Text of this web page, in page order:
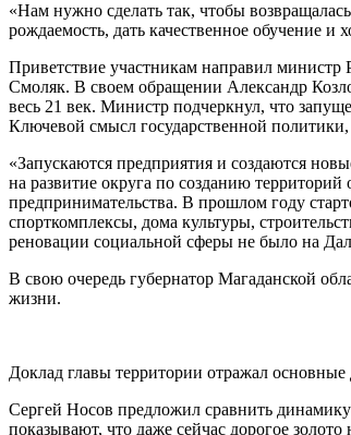
«Нам нужно сделать так, чтобы
рождаемость, дать качественное обучение
Приветствие участникам направил министр
Смоляк. В своем обращении Александр
весь 21 век. Министр подчеркнул, что
Ключевой смысл государственной
«Запускаются предприятия и создаются
на развитие округа по созданию
предпринимательства. В прошлом году
спорткомплексы, дома культуры,
реновации социальной сферы не было на
В свою очередь губернатор Магаданской
жизни.
Доклад главы территории отражал
Сергей Носов предложил сравнить
показывают, что даже сейчас дорогое